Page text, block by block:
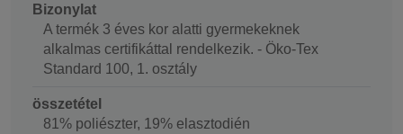
Bizonylat
A termék 3 éves kor alatti gyermekeknek
alkalmas certifikáttal rendelkezik. - Öko-Tex
Standard 100, 1. osztály
összetétel
81% poliészter, 19% elasztodién